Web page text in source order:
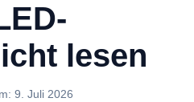
lesen
9. Juli 2026